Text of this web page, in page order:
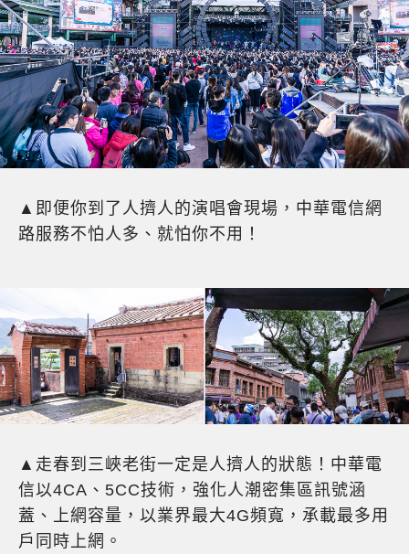
▲即便你到了人擠人的演唱會現場，中華電信網
路服務不怕人多、就怕你不用！
▲走春到三峽老街一定是人擠人的狀態！中華電
信以4CA、5CC技術，強化人潮密集區訊號涵
蓋、上網容量，以業界最大4G頻寬，承載最多用
戶同時上網。